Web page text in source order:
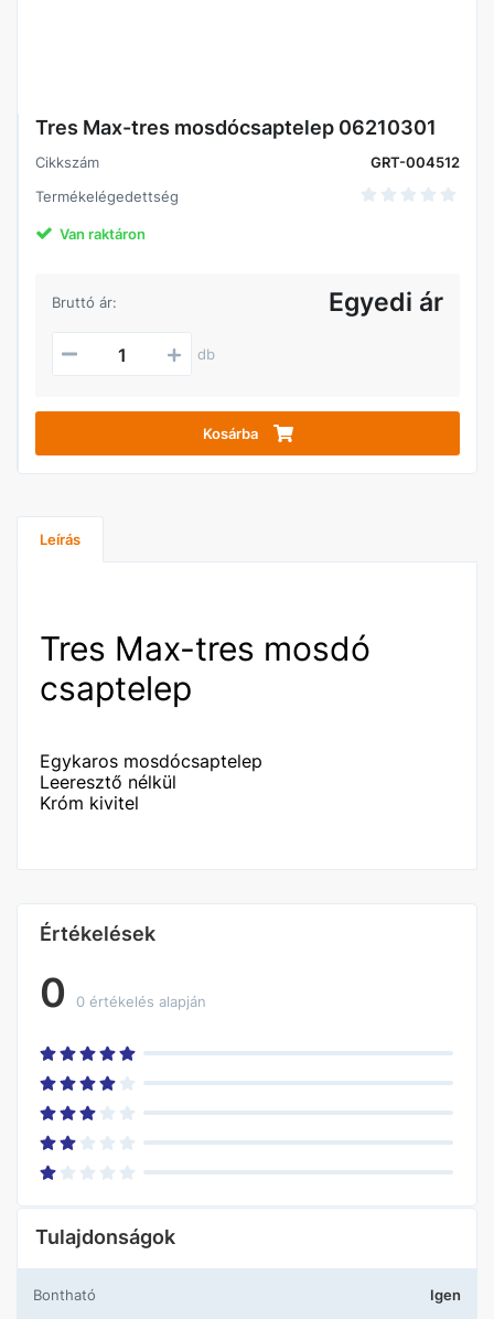
Tres Max-tres mosdócsaptelep 06210301
Cikkszám
GRT-004512
Termékelégedettség
Van raktáron
Bruttó ár: Egyedi ár
db
Kosárba
Leírás
Tres Max-tres mosdó
csaptelep
Egykaros mosdócsaptelep
Leeresztő nélkül
Króm kivitel
Értékelések
0 0 értékelés alapján
Tulajdonságok
Bontható Igen